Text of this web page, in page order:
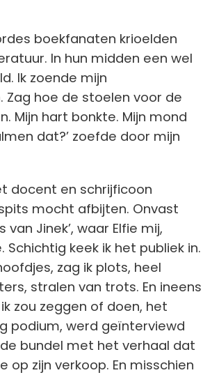
boekfanaten krioelden
In hun midden een wel
Ik zoende mijn
hoe de stoelen voor de
Mijn hart bonkte. Mijn mond
dat?’ zoefde door mijn
docent en schrijficoon
mocht afbijten. Onvast
Jinek’, waar Elfie mij,
keek ik het publiek in.
zag ik plots, heel
stralen van trots. En ineens
zou zeggen of doen, het
podium, werd geïnterviewd
bundel met het verhaal dat
zijn verkoop. En misschien